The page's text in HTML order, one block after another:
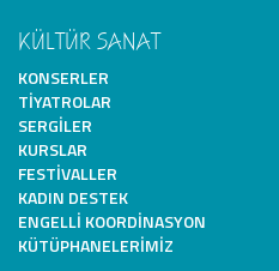
KÜLTÜR SANAT
KONSERLER
TIYATROLAR
SERGILER
KURSLAR
FESTIVALLER
KADIN DESTEK
ENGELLI KOORDINASYON
KÜTÜPHANELERIMIZ